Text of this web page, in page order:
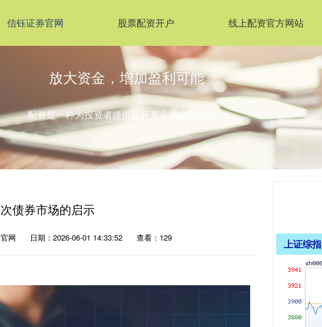
信钰证券官网 股票配资开户 线上配资官方网站
放大资金，增加盈利可能
配资是一种为投资者提供杠杆资金的金融服务！
债券市场的启示
网 日期：2026-06-01 14:33:52 查看：129 上证综指